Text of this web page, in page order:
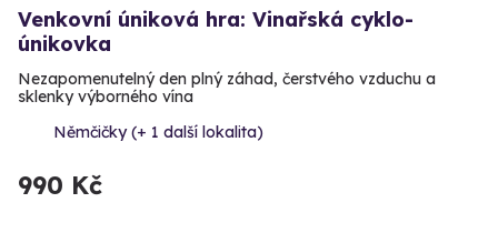
Venkovní úniková hra: Vinařská cyklo-
únikovka
Nezapomenutelný den plný záhad, čerstvého vzduchu a
sklenky výborného vína
Němčičky (+ 1 další lokalita)
990 Kč